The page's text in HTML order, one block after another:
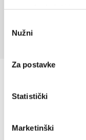
pristanka
Nužni
Za postavke
Statistički
Marketinški